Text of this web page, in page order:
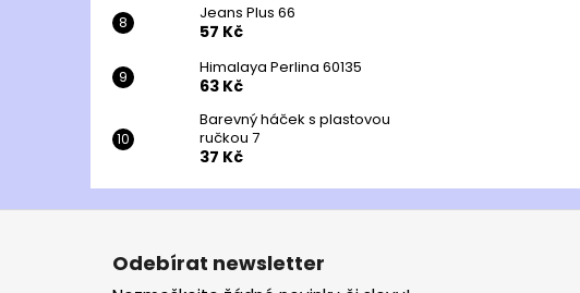
Jeans Plus 66
57 Kč
Himalaya Perlina 60135
63 Kč
Barevný háček s plastovou
ručkou 7
37 Kč
Z
Odebírat newsletter